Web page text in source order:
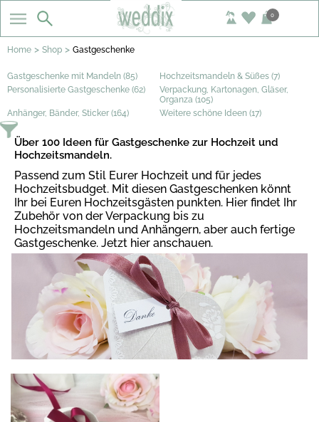
0
Home > Shop > Gastgeschenke
Gastgeschenke mit Mandeln (85)
Hochzeitsmandeln & Süßes (7)
Personalisierte Gastgeschenke (62)
Verpackung, Kartonagen, Gläser,
Organza (105)
Anhänger, Bänder, Sticker (164)
Weitere schöne Ideen (17)
Über 100 Ideen für Gastgeschenke zur Hochzeit und
Hochzeitsmandeln.
Passend zum Stil Eurer Hochzeit und für jedes
Hochzeitsbudget. Mit diesen Gastgeschenken könnt
Ihr bei Euren Hochzeitsgästen punkten. Hier findet Ihr
Zubehör von der Verpackung bis zu
Hochzeitsmandeln und Anhängern, aber auch fertige
Gastgeschenke. Jetzt hier anschauen.